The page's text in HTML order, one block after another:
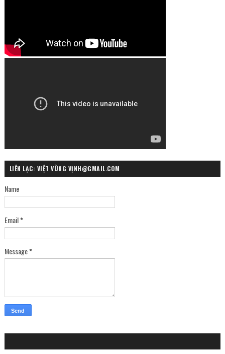
LIÊN LẠC: VIỆT VÙNG VỊNH@GMAIL.COM
Name
Email*
Message*